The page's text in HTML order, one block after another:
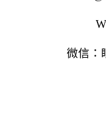
微信：